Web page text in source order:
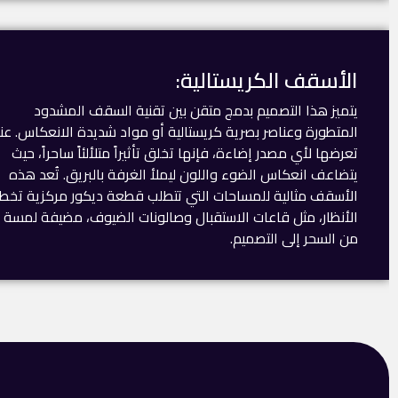
الأسقف الكريستالية:
يتميز هذا التصميم بدمج متقن بين تقنية السقف المشدود
المتطورة وعناصر بصرية كريستالية أو مواد شديدة الانعكاس.
تعرضها لأي مصدر إضاءة، فإنها تخلق تأثيراً متلألئاً ساحراً، حيث
يتضاعف انعكاس الضوء واللون ليملأ الغرفة بالبريق. تُعد هذه
الأسقف مثالية للمساحات التي تتطلب قطعة ديكور مركزية
الأنظار، مثل قاعات الاستقبال وصالونات الضيوف، مضيفة لمسة
من السحر إلى التصميم.